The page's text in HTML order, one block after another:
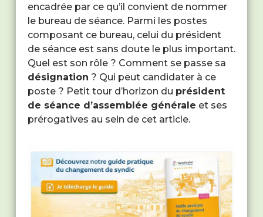
encadrée par ce qu’il convient de nommer
le bureau de séance. Parmi les postes
composant ce bureau, celui du président
de séance est sans doute le plus important.
Quel est son rôle ? Comment se passe sa
désignation ? Qui peut candidater à ce
poste ? Petit tour d’horizon du président
de séance d’assemblée générale et ses
prérogatives au sein de cet article.